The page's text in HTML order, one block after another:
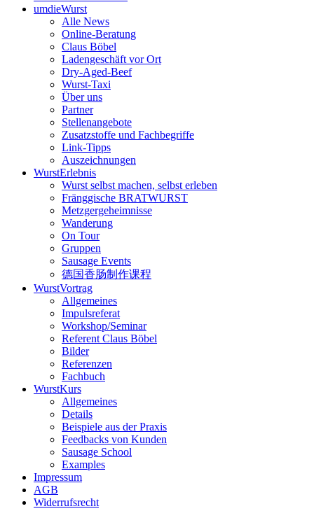
umdieWurst
Alle News
Online-Beratung
Claus Böbel
Ladengeschäft vor Ort
Dry-Aged-Beef
Wurst-Taxi
Über uns
Partner
Stellenangebote
Zusatzstoffe und Fachbegriffe
Link-Tipps
Auszeichnungen
WurstErlebnis
Wurst selbst machen, selbst erleben
Fränggische BRATWURST
Metzgergeheimnisse
Wanderung
On Tour
Gruppen
Sausage Events
德国香肠制作课程
WurstVortrag
Allgemeines
Impulsreferat
Workshop/Seminar
Referent Claus Böbel
Bilder
Referenzen
Fachbuch
WurstKurs
Allgemeines
Details
Beispiele aus der Praxis
Feedbacks von Kunden
Sausage School
Examples
Impressum
AGB
Widerrufsrecht